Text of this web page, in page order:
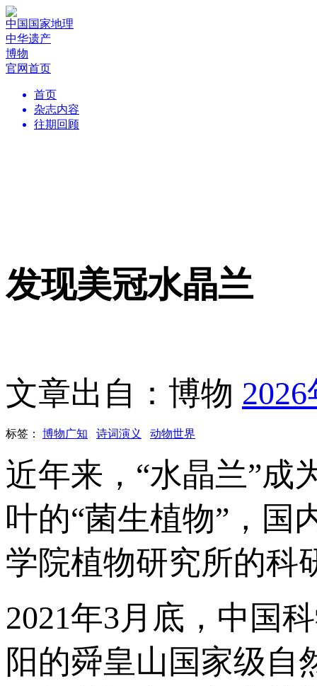
中国国家地理
中华遗产
博物
官网首页
首页
杂志内容
往期回顾
发现美冠水晶兰
文章出自：博物
标签： 博物广知 诗词演义 动物世界
近年来，“水晶兰”成
叶的“菌生植物”，国
学院植物研究所的科
2021年3月底，中国
阳的舜皇山国家级自